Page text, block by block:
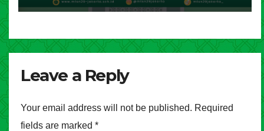
Leave a Reply
Your email address will not be published. Required
fields are marked *